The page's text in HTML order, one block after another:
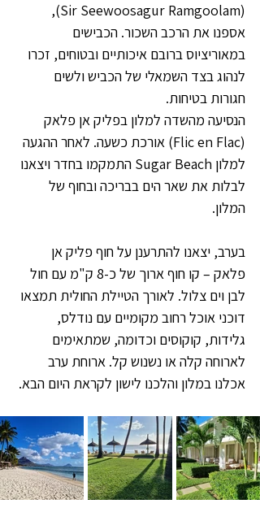
(Sir Seewoosagur Ramgoolam),
אספנו את הרכב השכור. הכבישים
במאוריציוס ברובם איכותיים ובטוחים, זכרו
לנהוג בצד השמאלי של הכביש ולשים
חגורות בטיחות.
הנסיעה מהשדה למלון בפליק אן פלאק
(Flic en Flac) אורכת כשעה. לאחר ההגעה
למלון Sugar Beach התמקמו בחדר ויצאנו
לבלות את שאר הים בבריכה ובחוף של
המלון.
בערב, יצאנו להתרענן על חוף פליק אן
פלאק – קו חוף ארוך של כ-8 ק"מ עם חול
לבן וים צלול. לאורך הטיילת החולית תמצאו
דוכני אוכל רחוב מקומיים עם נודלס,
גלידות, קוקוסים וכדומה, שמתאימים
לארוחה קלה או נשנוש קל. ארוחת ערב
אכלנו במלון והלכנו לישון לקראת היום הבא.